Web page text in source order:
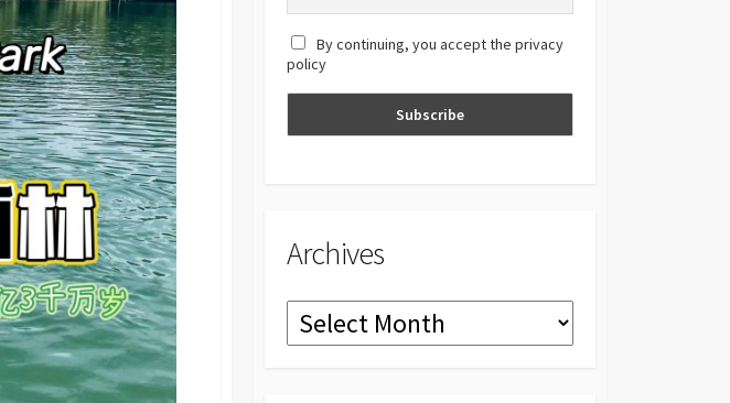
a
n
n
el
By continuing, you accept the privacy
policy
Archives
Archives